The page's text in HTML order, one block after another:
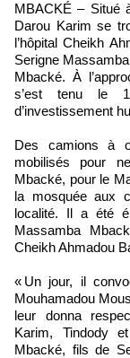
MBACKÉ – Situé à 10 km de la Grande mosquée de Touba,
Darou Karim se
l’hôpital Cheikh
Serigne
Mbacké. À
s’est tenu le
d’investissement
Des camions à
mobilisés pour
Mbacké, pour le
la mosquée aux
localité. Il a été
Massamba
Cheikh Ahmadou
« Un jour, il
Mouhamadou
leur donna
Karim, Tindody
Mbacké, fils de